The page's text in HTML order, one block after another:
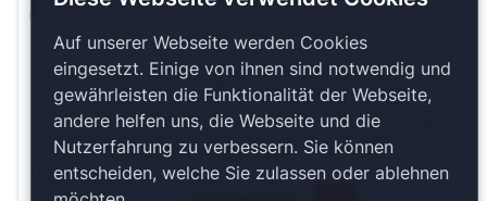
O9
O4
O2 U10
U7
U5
U3
U2
Auf unserer Webseite werden Cookies
eingesetzt. Einige von ihnen sind notwendig und
gewährleisten die Funktionalität der Webseite,
andere helfen uns, die Webseite und die
Nutzerfahrung zu verbessern. Sie können
entscheiden, welche Sie zulassen oder ablehnen